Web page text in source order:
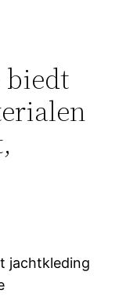
biedt
jachtkleding